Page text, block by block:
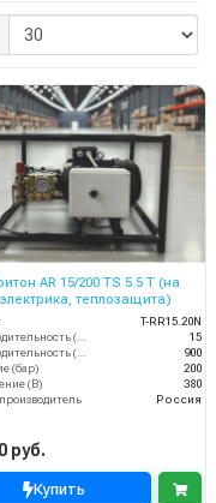
AR 15/200 TS 5.5 T (на
раме, электрика, теплозащита)
T-RR15.20N
15
900
(бар)
200
(В)
380
Россия
руб.
Купить